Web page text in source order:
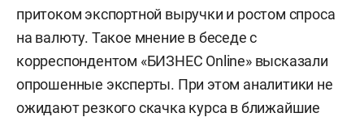
притоком экспортной выручки и ростом спроса
на валюту. Такое мнение в беседе с
корреспондентом «БИЗНЕС Online» высказали
опрошенные эксперты. При этом аналитики не
ожидают резкого скачка курса в ближайшие